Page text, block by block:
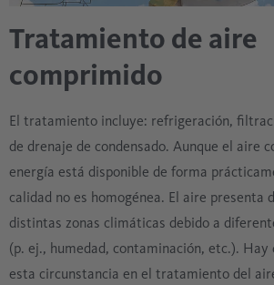
Tratamiento de aire
comprimido
El tratamiento incluye: refrigeración,
de drenaje de condensado. Aunque el aire
energía está disponible de forma
calidad no es homogénea. El aire presenta
distintas zonas climáticas debido a
(p. ej., humedad, contaminación, etc.). Hay
esta circunstancia en el tratamiento del